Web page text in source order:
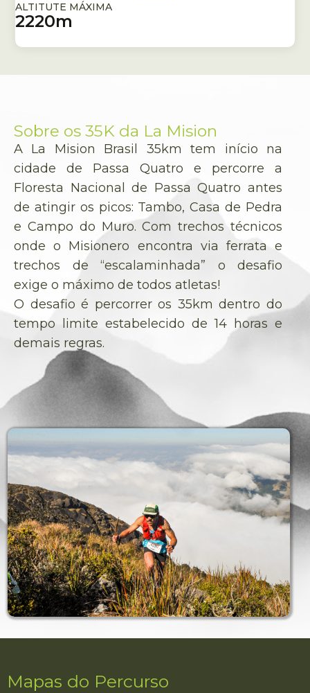
ALTITUTE MÁXIMA
2220m
Sobre os 35K da La Mision
A La Mision Brasil 35km tem início na
cidade de Passa Quatro e percorre a
Floresta Nacional de Passa Quatro antes
de atingir os picos: Tambo, Casa de Pedra
e Campo do Muro. Com trechos técnicos
onde o Misionero encontra via ferrata e
trechos de “escalaminhada” o desafio
exige o máximo de todos atletas!
O desafio é percorrer os 35km dentro do
tempo limite estabelecido de 14 horas e
demais regras.
Mapas do Percurso